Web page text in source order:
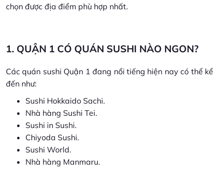
chọn được địa điểm phù hợp nhất.
1. QUẬN 1 CÓ QUÁN SUSHI NÀO NGON?
Các quán sushi Quận 1 đang nổi tiếng hiện nay có thể kể
đến như:
Sushi Hokkaido Sachi.
Nhà hàng Sushi Tei.
Sushi in Sushi.
Chiyoda Sushi.
Sushi World.
Nhà hàng Manmaru.